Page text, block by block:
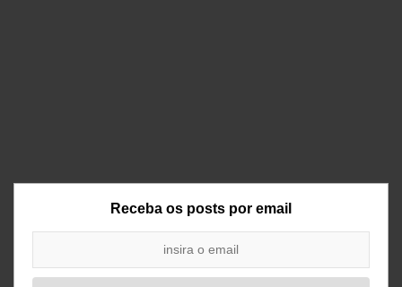
Receba os posts por email